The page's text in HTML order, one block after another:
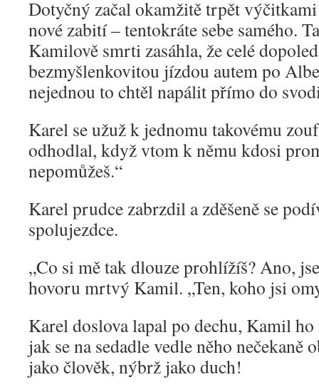
Dotyčný začal okamžitě trpět
nové zabití – tentokráte sebe samého.
Kamilově smrti zasáhla, že celé
bezmyšlenkovitou jízdou autem po
nejednou to chtěl napálit přímo do
Karel se užuž k jednomu takovému
odhodlal, když vtom k němu kdosi
nepomůžeš.“
Karel prudce zabrzdil a zděšeně se
spolujezdce.
„Co si mě tak dlouze prohlížíš? Ano,
hovoru mrtvý Kamil. „Ten, koho jsi
Karel doslova lapal po dechu, Kamil
jak se na sedadle vedle něho
jako člověk, nýbrž jako duch!